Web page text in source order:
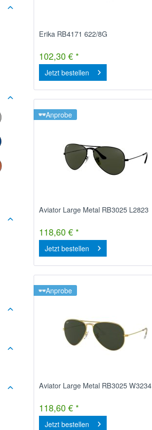
Erika RB4171 622/8G
102,30 € *
Jetzt bestellen
Anprobe
Aviator Large Metal RB3025 L2823
118,60 € *
Jetzt bestellen
Anprobe
Aviator Large Metal RB3025 W3234
118,60 € *
Jetzt bestellen